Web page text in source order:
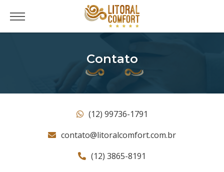
Contato
(12) 99736-1791
contato@litoralcomfort.com.br
(12) 3865-8191